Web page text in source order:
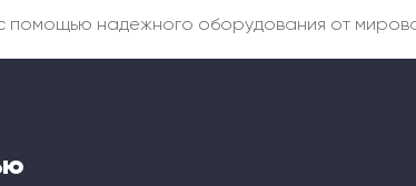
помощью надежного оборудования от